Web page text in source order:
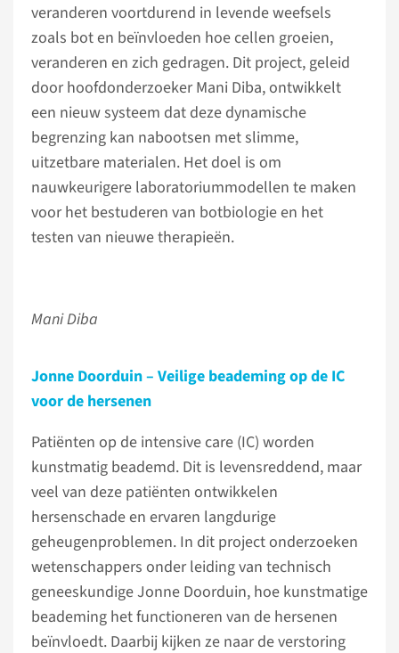
veranderen voortdurend in levende weefsels
zoals bot en beïnvloeden hoe cellen groeien,
veranderen en zich gedragen. Dit project, geleid
door hoofdonderzoeker Mani Diba, ontwikkelt
een nieuw systeem dat deze dynamische
begrenzing kan nabootsen met slimme,
uitzetbare materialen. Het doel is om
nauwkeurigere laboratoriummodellen te maken
voor het bestuderen van botbiologie en het
testen van nieuwe therapieën.
Mani Diba
Jonne Doorduin – Veilige beademing op de IC
voor de hersenen
Patiënten op de intensive care (IC) worden
kunstmatig beademd. Dit is levensreddend, maar
veel van deze patiënten ontwikkelen
hersenschade en ervaren langdurige
geheugenproblemen. In dit project onderzoeken
wetenschappers onder leiding van technisch
geneeskundige Jonne Doorduin, hoe kunstmatige
beademing het functioneren van de hersenen
beïnvloedt. Daarbij kijken ze naar de verstoring